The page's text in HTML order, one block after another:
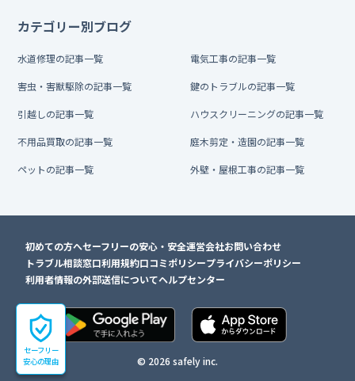
セーフリー
安心の理由
カテゴリー別ブログ
水道修理の記事一覧 電気工事の記事一覧
害虫・害獣駆除の記事一覧 鍵のトラブルの記事一覧
引越しの記事一覧 ハウスクリーニングの記事一覧
不用品買取の記事一覧 庭木剪定・造園の記事一覧
ペットの記事一覧 外壁・屋根工事の記事一覧
初めての方へセーフリーの安心・安全運営会社お問い合わせ
トラブル相談窓口利用規約口コミポリシープライバシーポリシー
利用者情報の外部送信についてヘルプセンター
© 2026 safely inc.